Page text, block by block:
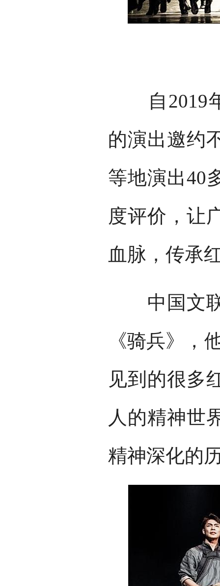
自2019年
的演出邀约
等地演出40
度评价，让
血脉，传承
中国文联
《骑兵》，
见到的很多
人的精神世
精神深化的